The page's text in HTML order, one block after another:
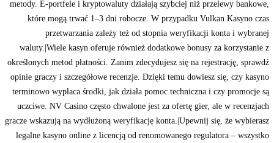
metody. E-portfele i kryptowaluty działają szybciej niż przelewy bankowe,
które mogą trwać 1–3 dni robocze. W przypadku Vulkan Kasyno czas
przetwarzania zależy też od stopnia weryfikacji konta i wybranej
waluty.|Wiele kasyn oferuje również dodatkowe bonusy za korzystanie z
określonych metod płatności. Zanim zdecydujesz się na rejestrację, sprawdź
opinie graczy i szczegółowe recenzje. Dzięki temu dowiesz się, czy kasyno
terminowo wypłaca środki, jak działa pomoc techniczna i czy promocje są
uczciwe. NV Casino często chwalone jest za ofertę gier, ale w recenzjach
gracze wskazują na wydłużoną weryfikację konta.|Upewnij się, że wybierasz
legalne kasyno online z licencją od renomowanego regulatora – wszystko